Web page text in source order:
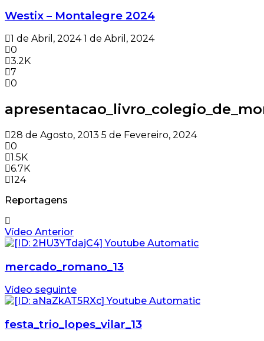
Westix – Montalegre 2024
1 de Abril, 2024 1 de Abril, 2024
0
3.2K
7
0
28 de Agosto, 2013 5 de Fevereiro, 2024
0
1.5K
6.7K
124
Reportagens
Vídeo Anterior
mercado_romano_13
Vídeo seguinte
festa_trio_lopes_vilar_13